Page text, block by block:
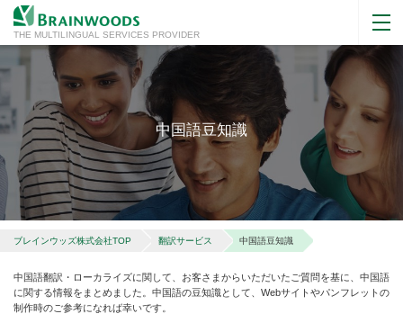
THE MULTILINGUAL SERVICES PROVIDER
中国語豆知識
ブレインウッズ株式会社TOP 翻訳サービス 中国語豆知識
中国語翻訳・ローカライズに関して、お客さまからいただいたご質問を基に、中国語
に関する情報をまとめました。中国語の豆知識として、Webサイトやパンフレットの
制作時のご参考になれば幸いです。